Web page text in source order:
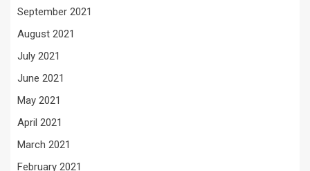
September 2021
August 2021
July 2021
June 2021
May 2021
April 2021
March 2021
February 2021